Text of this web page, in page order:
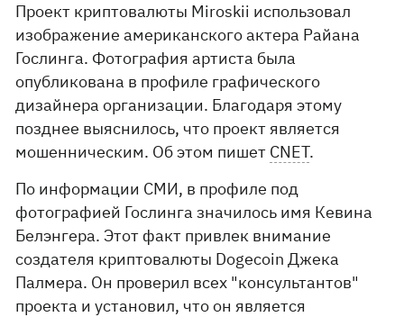
Проект криптовалюты Miroskii использовал
изображение американского актера Райана
Гослинга. Фотография артиста была
опубликована в профиле графического
дизайнера организации. Благодаря этому
позднее выяснилось, что проект является
мошенническим. Об этом пишет CNET.
По информации СМИ, в профиле под
фотографией Гослинга значилось имя Кевина
Белэнгера. Этот факт привлек внимание
создателя криптовалюты Dogecoin Джека
Палмера. Он проверил всех "консультантов"
проекта и установил, что он является